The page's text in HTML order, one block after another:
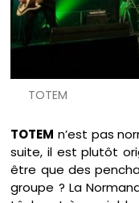
TOTEM
TOTEM n’est pas
suite, il est plutôt
être que des
groupe ? La